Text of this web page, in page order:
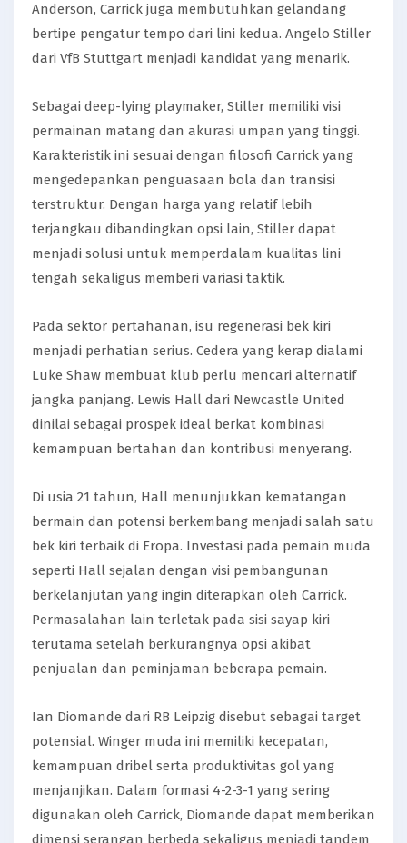
Anderson, Carrick juga membutuhkan gelandang
bertipe pengatur tempo dari lini kedua. Angelo Stiller
dari VfB Stuttgart menjadi kandidat yang menarik.
Sebagai deep-lying playmaker, Stiller memiliki visi
permainan matang dan akurasi umpan yang tinggi.
Karakteristik ini sesuai dengan filosofi Carrick yang
mengedepankan penguasaan bola dan transisi
terstruktur. Dengan harga yang relatif lebih
terjangkau dibandingkan opsi lain, Stiller dapat
menjadi solusi untuk memperdalam kualitas lini
tengah sekaligus memberi variasi taktik.
Pada sektor pertahanan, isu regenerasi bek kiri
menjadi perhatian serius. Cedera yang kerap dialami
Luke Shaw membuat klub perlu mencari alternatif
jangka panjang. Lewis Hall dari Newcastle United
dinilai sebagai prospek ideal berkat kombinasi
kemampuan bertahan dan kontribusi menyerang.
Di usia 21 tahun, Hall menunjukkan kematangan
bermain dan potensi berkembang menjadi salah satu
bek kiri terbaik di Eropa. Investasi pada pemain muda
seperti Hall sejalan dengan visi pembangunan
berkelanjutan yang ingin diterapkan oleh Carrick.
Permasalahan lain terletak pada sisi sayap kiri
terutama setelah berkurangnya opsi akibat
penjualan dan peminjaman beberapa pemain.
Ian Diomande dari RB Leipzig disebut sebagai target
potensial. Winger muda ini memiliki kecepatan,
kemampuan dribel serta produktivitas gol yang
menjanjikan. Dalam formasi 4-2-3-1 yang sering
digunakan oleh Carrick, Diomande dapat memberikan
dimensi serangan berbeda sekaligus menjadi tandem